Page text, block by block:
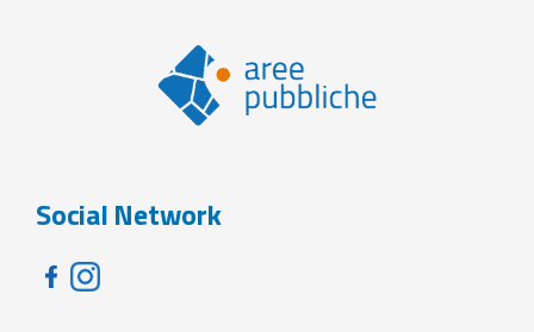
Social Network